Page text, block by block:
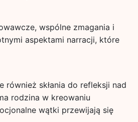
wspólne zmagania i
aspektami narracji, które
również skłania do refleksji nad
rodzina w kreowaniu
wątki przewijają się